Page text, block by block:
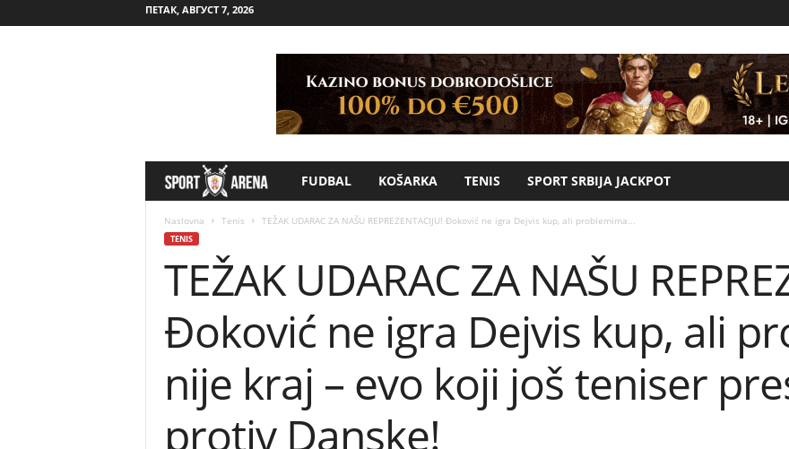
ПЕТАК, АВГУСТ 7, 2026
p
A
FUDBAL KOŠARKA TENIS SPORT SRBIJA JACKPOT
Naslovna Tenis TEŽAK UDARAC ZA NAŠU REPREZENTACIJU! Đoković ne igra Dejvis kup, ali problemima...
TENIS
TEŽAK UDARAC ZA NAŠU
Đoković ne igra Dejvis kup, ali
nije kraj – evo koji još teniser
protiv Danske!